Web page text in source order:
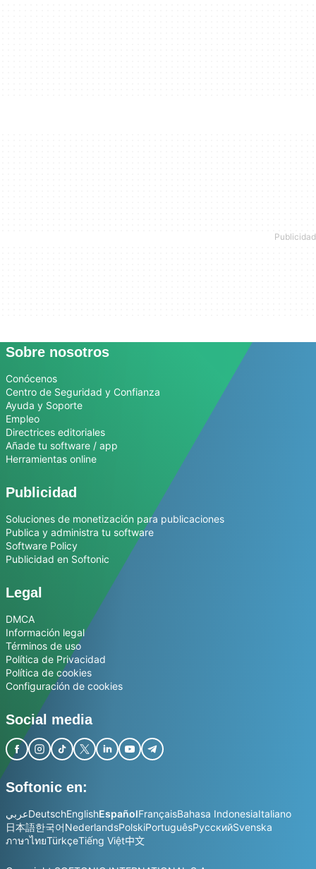
Sobre nosotros
Conócenos
Centro de Seguridad y Confianza
Ayuda y Soporte
Empleo
Directrices editoriales
Añade tu software / app
Herramientas online
Publicidad
Soluciones de monetización para publicaciones
Publica y administra tu software
Software Policy
Publicidad en Softonic
Legal
DMCA
Información legal
Términos de uso
Política de Privacidad
Política de cookies
Configuración de cookies
Social media
Softonic en:
عربيDeutschEnglishEspañolFrançaisBahasa IndonesiaItaliano
日本語한국어NederlandsPolskiPortuguêsРусскийSvenska
ภาษาไทยTürkçeTiếng Việt中文